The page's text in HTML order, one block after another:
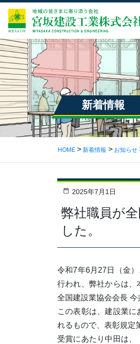
新着情報
HOME 新着情報 お知らせ
2025年7月1日
弊社職員が
した。
令和7年6月27日（金
行われ、弊社からは、
全国建設業協会会長 今
この表彰は、建設業
れるもので、表彰規定
受賞にあたり中田は